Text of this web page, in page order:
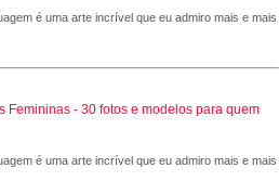
é uma arte incrível que eu admiro mais e mais
Femininas - 30 fotos e modelos para quem
é uma arte incrível que eu admiro mais e mais